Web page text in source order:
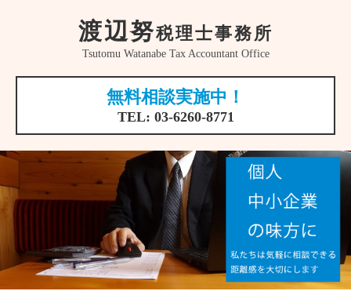
渡辺努税理士事務所
Tsutomu Watanabe Tax Accountant Office
無料相談実施中！
TEL: 03-6260-8771